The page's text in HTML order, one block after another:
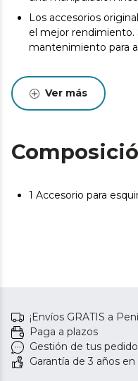
Los accesorios
el mejor rendimiento.
mantenimiento para
Ver más
1 Accesorio para
¡Envíos GRATIS a
Paga a plazos
Gestión de tus
Garantía de 3 años en